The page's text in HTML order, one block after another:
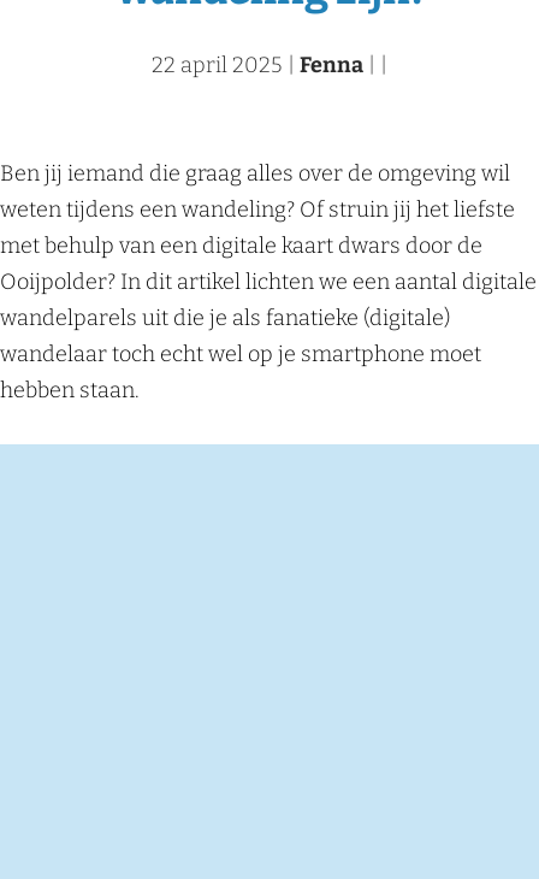
22 april 2025 Fenna
Ben jij iemand die graag alles over de omgeving wil
weten tijdens een wandeling? Of struin jij het liefste
met behulp van een digitale kaart dwars door de
Ooijpolder? In dit artikel lichten we een aantal digitale
wandelparels uit die je als fanatieke (digitale)
wandelaar toch echt wel op je smartphone moet
hebben staan.